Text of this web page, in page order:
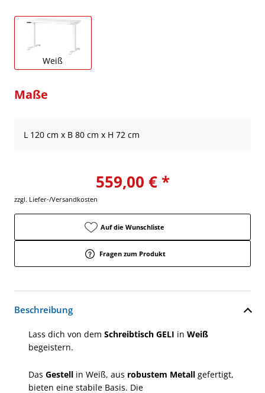
Weiß
Maße
L 120 cm x B 80 cm x H 72 cm
559,00 € *
zzgl. Liefer-/Versandkosten
Auf die Wunschliste
Fragen zum Produkt
Beschreibung
Lass dich von dem Schreibtisch GELI in Weiß
begeistern.
Das Gestell in Weiß, aus robustem Metall gefertigt,
bieten eine stabile Basis. Die